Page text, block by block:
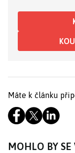
Máte k článku
MOHLO BY